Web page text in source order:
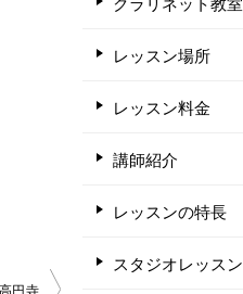
円寺
レッスン場所
レッスン料金
講師紹介
レッスンの特長
スタジオレッスン